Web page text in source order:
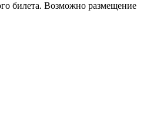
билета. Возможно размещение